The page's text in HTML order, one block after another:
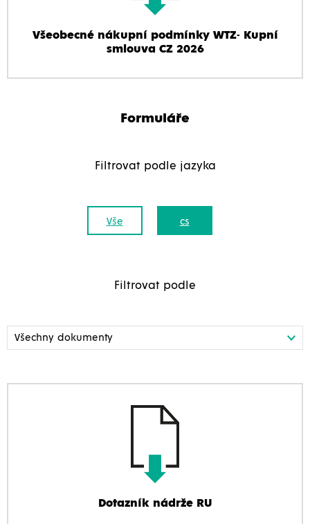
Všeobecné nákupní podmínky WTZ- Kupní
smlouva CZ 2026
Formuláře
Filtrovat podle jazyka
Vše cs
Filtrovat podle
Dotazník nádrže RU